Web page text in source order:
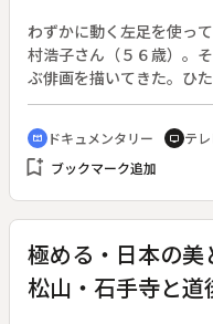
わずかに動く左足を使っ
村浩子さん（５６歳）。
ぶ俳画を描いてきた。ひ
げてきた親しい人々の輪
持つ木村さんだが、沖縄
る。結婚、出産、離婚、
家としても活躍する彼女
cinematic_blur ドキュメンタリー tv テ
bookmark_add ブックマーク追加
極める・日本の
松山・石手寺と道